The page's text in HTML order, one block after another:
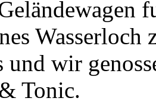
und wir
Tonic.